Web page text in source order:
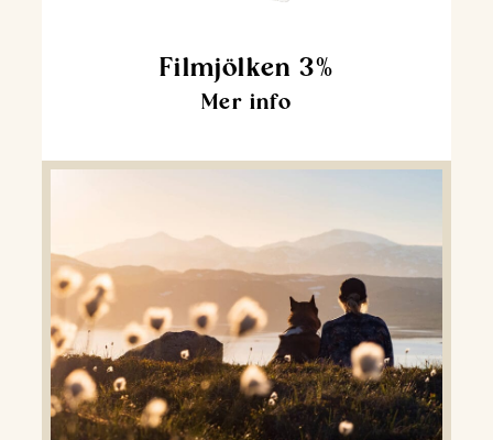
Filmjölken 3%
Mer info